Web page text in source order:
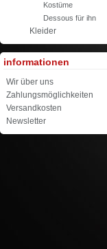
Kostüme
Dessous für ihn
Kleider
informationen
Wir über uns
Zahlungsmöglichkeiten
Versandkosten
Newsletter